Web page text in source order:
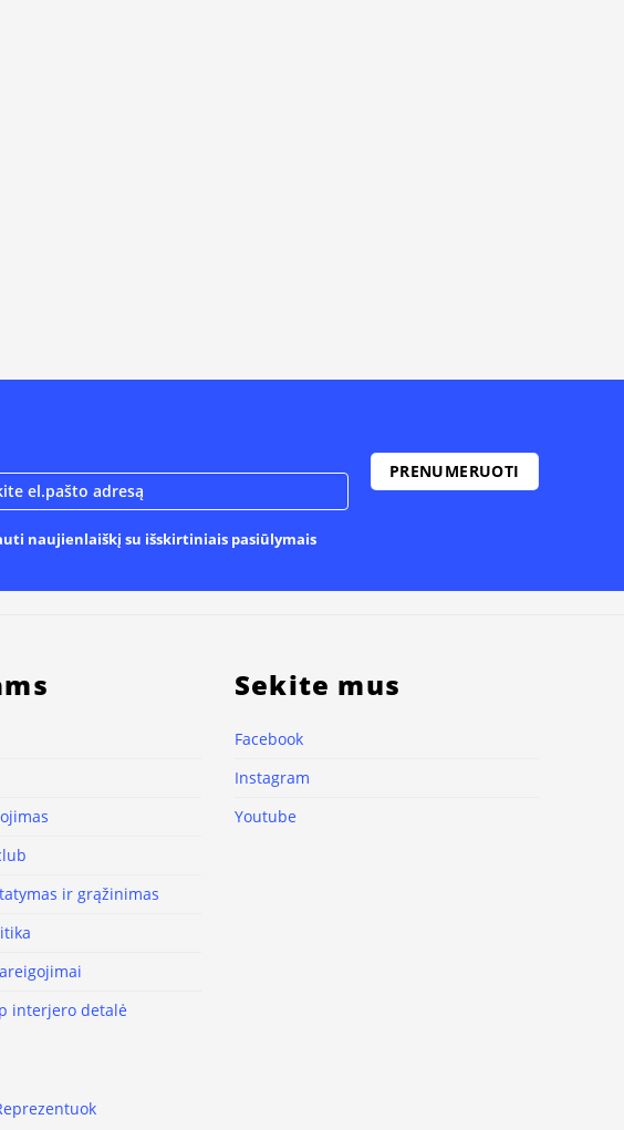
naujienlaiškį su išskirtiniais pasiūlymais
ir grąžinimas
interjero detalė
Sekite mus
Facebook
Instagram
Youtube